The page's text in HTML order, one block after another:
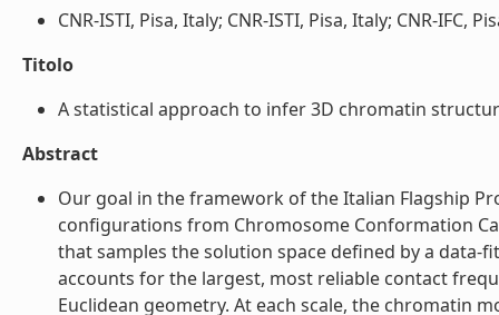
CNR-ISTI, Pisa, Italy; CNR-ISTI, Pisa, Italy; CNR-IFC,
Titolo
A statistical approach to infer 3D chromatin
Abstract
Our goal in the framework of the Italian Flagship
configurations from Chromosome Conformation
that samples the solution space defined by a
accounts for the largest, most reliable contact
Euclidean geometry. At each scale, the chromatin